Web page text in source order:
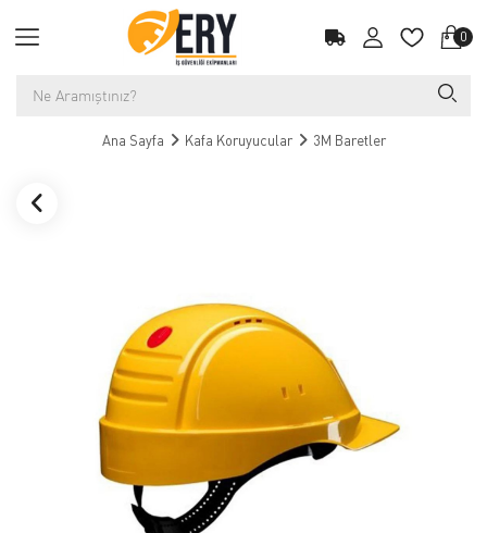
0
Ana Sayfa Kafa Koruyucular 3M Baretler